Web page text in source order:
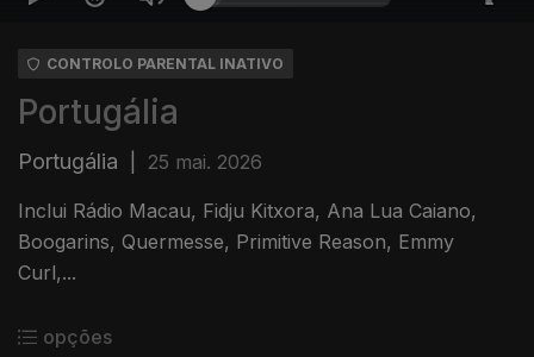
CONTROLO PARENTAL INATIVO
Portugália
Portugália 25 mai. 2026
Inclui Rádio Macau, Fidju Kitxora, Ana Lua Caiano,
Boogarins, Quermesse, Primitive Reason, Emmy
Curl,...
opções